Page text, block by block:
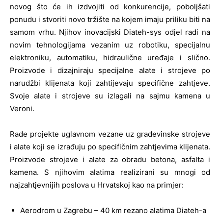
novog što će ih izdvojiti od konkurencije, poboljšati
ponudu i stvoriti novo tržište na kojem imaju priliku biti na
samom vrhu. Njihov inovacijski Diateh-sys odjel radi na
novim tehnologijama vezanim uz robotiku, specijalnu
elektroniku, automatiku, hidraulične uređaje i slično.
Proizvode i dizajniraju specijalne alate i strojeve po
narudžbi klijenata koji zahtijevaju specifične zahtjeve.
Svoje alate i strojeve su izlagali na sajmu kamena u
Veroni.
Rade projekte uglavnom vezane uz građevinske strojeve
i alate koji se izrađuju po specifičnim zahtjevima klijenata.
Proizvode strojeve i alate za obradu betona, asfalta i
kamena. S njihovim alatima realizirani su mnogi od
najzahtjevnijih poslova u Hrvatskoj kao na primjer:
Aerodrom u Zagrebu – 40 km rezano alatima Diateh-a